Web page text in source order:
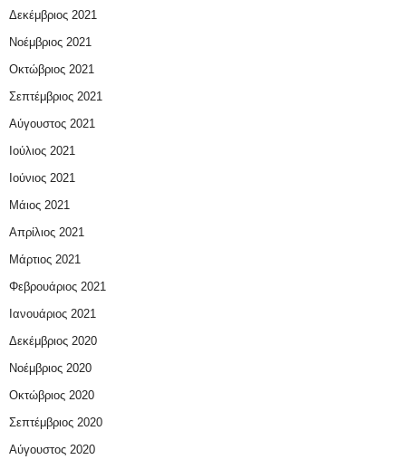
Δεκέμβριος 2021
Νοέμβριος 2021
Οκτώβριος 2021
Σεπτέμβριος 2021
Αύγουστος 2021
Ιούλιος 2021
Ιούνιος 2021
Μάιος 2021
Απρίλιος 2021
Μάρτιος 2021
Φεβρουάριος 2021
Ιανουάριος 2021
Δεκέμβριος 2020
Νοέμβριος 2020
Οκτώβριος 2020
Σεπτέμβριος 2020
Αύγουστος 2020